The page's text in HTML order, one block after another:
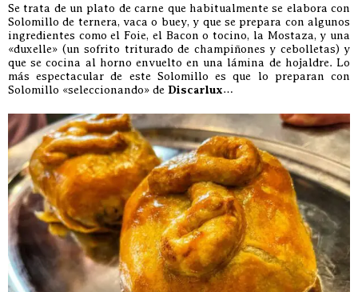
Se trata de un plato de carne que habitualmente se elabora con
Solomillo de ternera, vaca o buey, y que se prepara con algunos
ingredientes como el Foie, el Bacon o tocino, la Mostaza, y una
«duxelle» (un sofrito triturado de champiñones y cebolletas) y
que se cocina al horno envuelto en una lámina de hojaldre. Lo
más espectacular de este Solomillo es que lo preparan con
Solomillo «seleccionando» de Discarlux…